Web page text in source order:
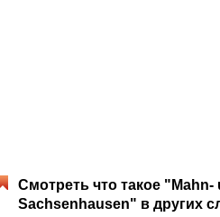
Смотреть что такое "Mahn-
Sachsenhausen" в других